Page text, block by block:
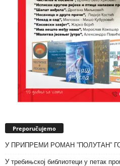
Preporučujemo
У ПРИПРЕМИ РОМАН ”ПОЛУТАН”
У требињској библиотеци у петак